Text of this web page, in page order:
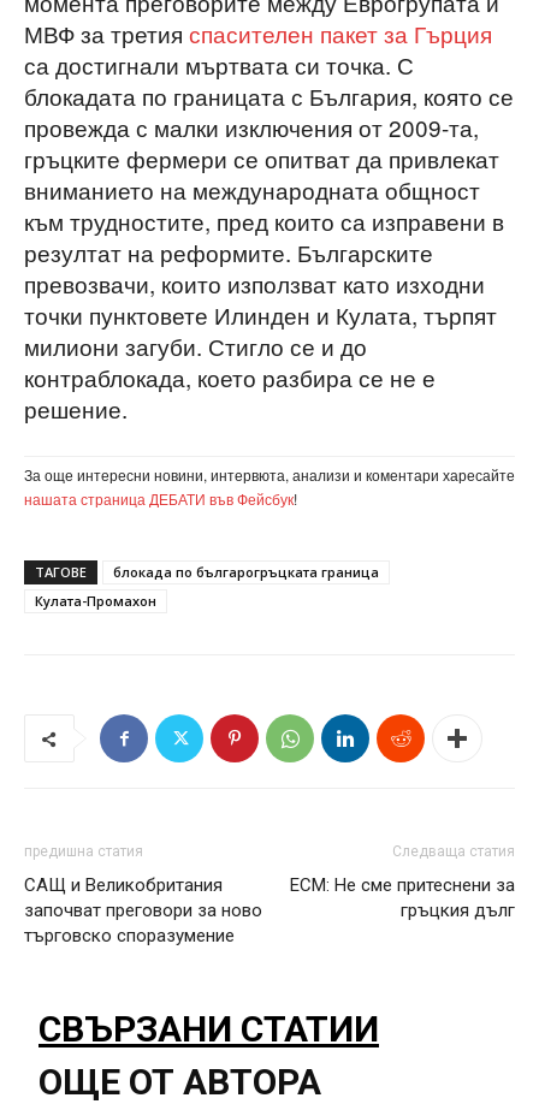
МВФ за третия спасителен пакет за Гърция
са достигнали мъртвата си точка. С
блокадата по границата с България, която се
провежда с малки изключения от 2009-та,
гръцките фермери се опитват да привлекат
вниманието на международната общност
към трудностите, пред които са изправени в
резултат на реформите. Българските
превозвачи, които използват като изходни
точки пунктовете Илинден и Кулата, търпят
милиони загуби. Стигло се и до
контраблокада, което разбира се не е
решение.
За още интересни новини, интервюта, анализи и коментари харесайте
нашата страница ДЕБАТИ във Фейсбук!
ТАГОВЕ
блокада по българогръцката граница
Кулата-Промахон
предишна статия
САЩ и Великобритания
започват преговори за ново
търговско споразумение
Следваща статия
ЕСМ: Не сме притеснени за
гръцкия дълг
СВЪРЗАНИ СТАТИИ
ОЩЕ ОТ АВТОРА